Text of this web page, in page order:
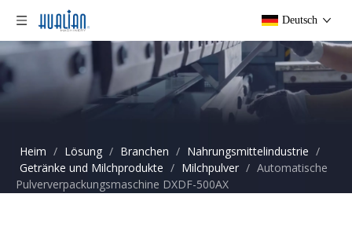
Deutsch
Heim / Lösung / Branchen / Nahrungsmittelindustrie /
Getränke und Milchprodukte / Milchpulver / Automatische
Pulververpackungsmaschine DXDF-500AX